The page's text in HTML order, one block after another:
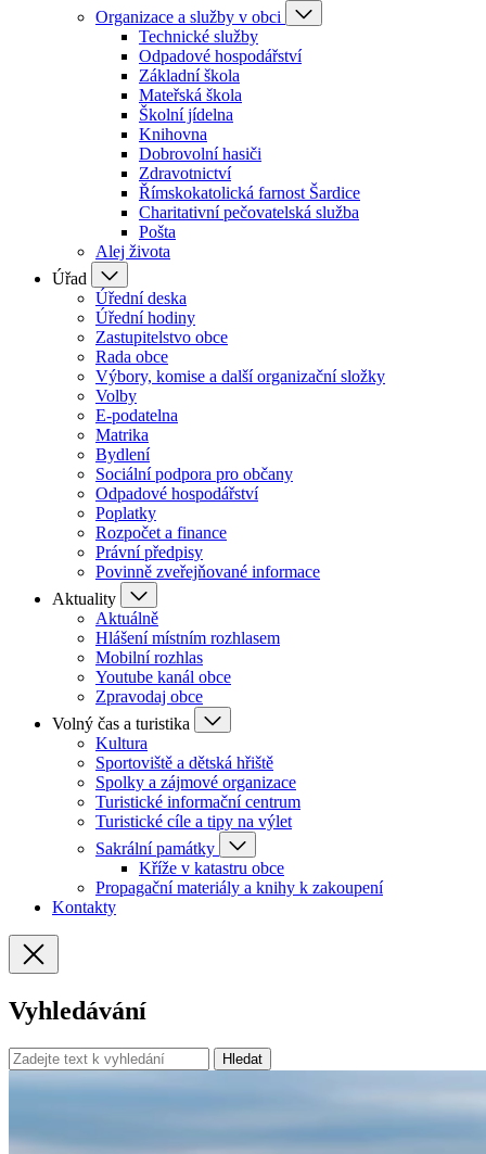
Organizace a služby v obci
Technické služby
Odpadové hospodářství
Základní škola
Mateřská škola
Školní jídelna
Knihovna
Dobrovolní hasiči
Zdravotnictví
Římskokatolická farnost Šardice
Charitativní pečovatelská služba
Pošta
Alej života
Úřad
Úřední deska
Úřední hodiny
Zastupitelstvo obce
Rada obce
Výbory, komise a další organizační složky
Volby
E-podatelna
Matrika
Bydlení
Sociální podpora pro občany
Odpadové hospodářství
Poplatky
Rozpočet a finance
Právní předpisy
Povinně zveřejňované informace
Aktuality
Aktuálně
Hlášení místním rozhlasem
Mobilní rozhlas
Youtube kanál obce
Zpravodaj obce
Volný čas a turistika
Kultura
Sportoviště a dětská hřiště
Spolky a zájmové organizace
Turistické informační centrum
Turistické cíle a tipy na výlet
Sakrální památky
Kříže v katastru obce
Propagační materiály a knihy k zakoupení
Kontakty
Vyhledávání
Hledat